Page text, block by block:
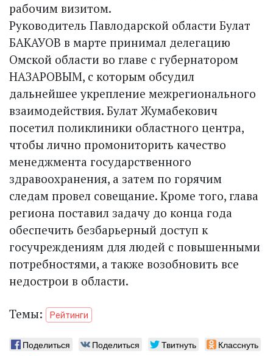
рабочим визитом.
Руководитель Павлодарской области Булат
БАКАУОВ в марте принимал делегацию
Омской области во главе с губернатором
НАЗАРОВЫМ, с которым обсудил
дальнейшее укрепление межрегионального
взаимодействия. Булат Жумабекович
посетил поликлиники областного центра,
чтобы лично промониторить качество
менеджмента государственного
здравоохранения, а затем по горячим
следам провел совещание. Кроме того, глава
региона поставил задачу до конца года
обеспечить безбарьерный доступ к
госучреждениям для людей с повышенными
потребностями, а также возобновить все
недострои в области.
Темы: Рейтинги
Поделиться Поделиться Твитнуть Класснуть